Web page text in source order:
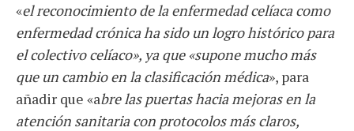
«el reconocimiento de la enfermedad celíaca como
enfermedad crónica ha sido un logro histórico para
el colectivo celíaco», ya que «supone mucho más
que un cambio en la clasificación médica», para
añadir que «abre las puertas hacia mejoras en la
atención sanitaria con protocolos más claros,